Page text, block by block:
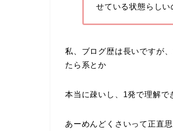
せている状態らしい
私、ブログ歴は長いですが
たら系とか
本当に疎いし、1発で理解で
あーめんどくさいって正直